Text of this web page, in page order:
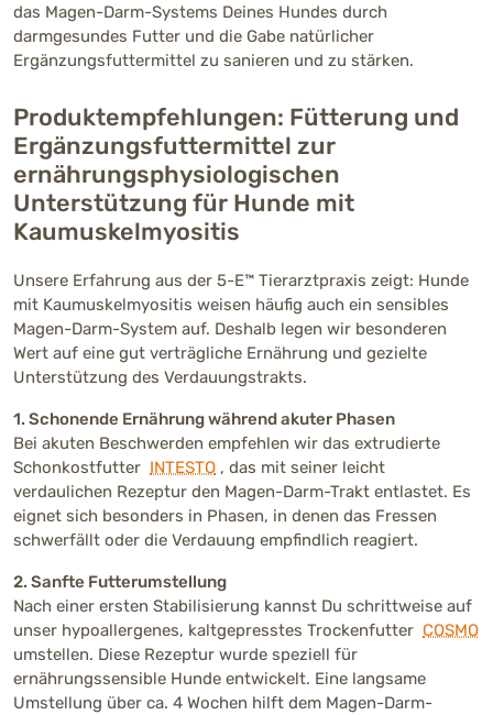
das Magen-Darm-Systems Deines Hundes durch
darmgesundes Futter und die Gabe natürlicher
Ergänzungsfuttermittel zu sanieren und zu stärken.
Produktempfehlungen: Fütterung und
Ergänzungsfuttermittel zur
ernährungsphysiologischen
Unterstützung für Hunde mit
Kaumuskelmyositis
Unsere Erfahrung aus der 5-E™ Tierarztpraxis zeigt: Hunde
mit Kaumuskelmyositis weisen häufig auch ein sensibles
Magen-Darm-System auf. Deshalb legen wir besonderen
Wert auf eine gut verträgliche Ernährung und gezielte
Unterstützung des Verdauungstrakts.
1. Schonende Ernährung während akuter Phasen
Bei akuten Beschwerden empfehlen wir das extrudierte
Schonkostfutter INTESTO , das mit seiner leicht
verdaulichen Rezeptur den Magen-Darm-Trakt entlastet. Es
eignet sich besonders in Phasen, in denen das Fressen
schwerfällt oder die Verdauung empfindlich reagiert.
2. Sanfte Futterumstellung
Nach einer ersten Stabilisierung kannst Du schrittweise auf
unser hypoallergenes, kaltgepresstes Trockenfutter COSMO
umstellen. Diese Rezeptur wurde speziell für
ernährungssensible Hunde entwickelt. Eine langsame
Umstellung über ca. 4 Wochen hilft dem Magen-Darm-